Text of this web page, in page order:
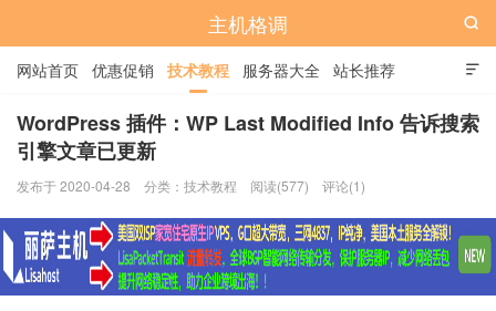
主机格调

网站首页 优惠促销 技术教程 服务器大全 站长推荐
全站标签 广告位

WordPress 插件：WP Last Modified Info 告诉搜索
引擎文章已更新
发布于 2020-04-28 分类： 技术教程 阅读(577) 评论(1)